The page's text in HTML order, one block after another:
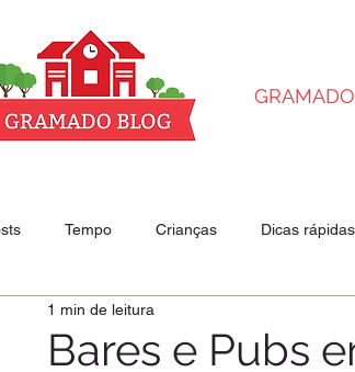
Tempo Crianças Dicas rápidas
- nossos descontos
Bares e Pubs
1 min de leitura